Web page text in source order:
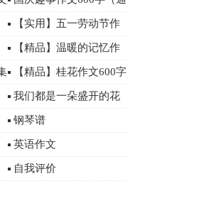
用35篇）
【实用】五一劳动节作
文400字10篇
【精品】温暖的记忆作
文3篇
【精品】桂花作文600字
3篇
我们都是一朵盛开的花
作文2篇
钢琴谱
英语作文
自我评价